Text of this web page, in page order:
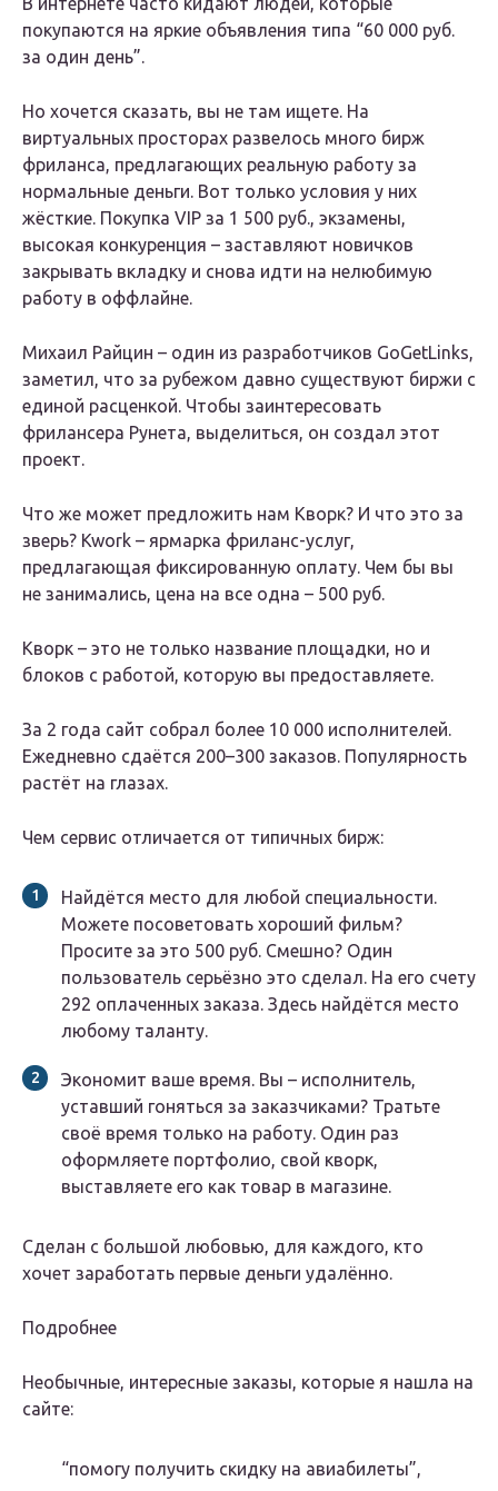
покупаются на яркие объявления типа “60 000 руб.
за один день”.
Но хочется сказать, вы не там ищете. На
виртуальных просторах развелось много бирж
фриланса, предлагающих реальную работу за
нормальные деньги. Вот только условия у них
жёсткие. Покупка VIP за 1 500 руб., экзамены,
высокая конкуренция – заставляют новичков
закрывать вкладку и снова идти на нелюбимую
работу в оффлайне.
Михаил Райцин – один из разработчиков GoGetLinks,
заметил, что за рубежом давно существуют биржи с
единой расценкой. Чтобы заинтересовать
фрилансера Рунета, выделиться, он создал этот
проект.
Что же может предложить нам Кворк? И что это за
зверь? Kwork – ярмарка фриланс-услуг,
предлагающая фиксированную оплату. Чем бы вы
не занимались, цена на все одна – 500 руб.
Кворк – это не только название площадки, но и
блоков с работой, которую вы предоставляете.
За 2 года сайт собрал более 10 000 исполнителей.
Ежедневно сдаётся 200–300 заказов. Популярность
растёт на глазах.
Чем сервис отличается от типичных бирж:
Найдётся место для любой специальности.
Можете посоветовать хороший фильм?
Просите за это 500 руб. Смешно? Один
пользователь серьёзно это сделал. На его счету
292 оплаченных заказа. Здесь найдётся место
любому таланту.
Экономит ваше время. Вы – исполнитель,
уставший гоняться за заказчиками? Тратьте
своё время только на работу. Один раз
оформляете портфолио, свой кворк,
выставляете его как товар в магазине.
Сделан с большой любовью, для каждого, кто
хочет заработать первые деньги удалённо.
Подробнее
Необычные, интересные заказы, которые я нашла на
сайте:
“помогу получить скидку на авиабилеты”,